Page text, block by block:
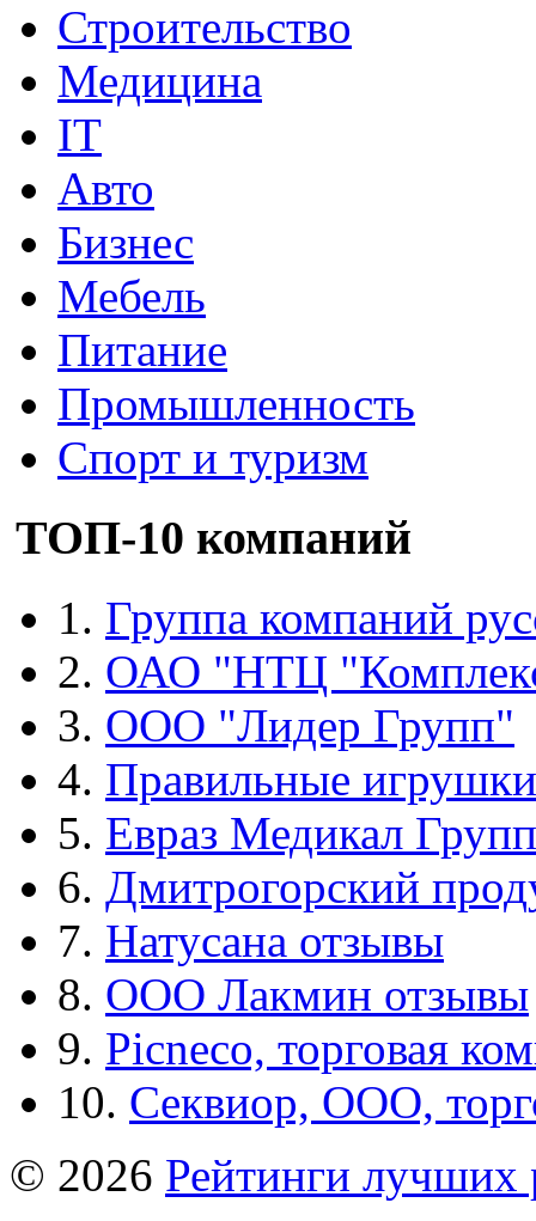
Строительство
Медицина
IT
Авто
Бизнес
Мебель
Питание
Промышленность
Спорт и туризм
ТОП-10 компаний
1. Группа компаний
2. ОАО "НТЦ
3. ООО "Лидер Групп"
4. Правильные игрушки
5. Евраз Медикал Групп
6. Дмитрогорский
7. Натусана отзывы
8. ООО Лакмин отзывы
9. Picneco, торговая
10. Секвиор, ООО,
© 2026 Рейтинги лучших